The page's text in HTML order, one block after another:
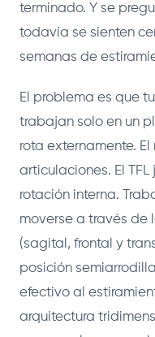
terminado. Y se
todavía se sienten
semanas de
El problema es que
trabajan solo en un
rota externamente. El
articulaciones. El
rotación interna.
moverse a través de
(sagital, frontal y
posición
efectivo al
arquitectura